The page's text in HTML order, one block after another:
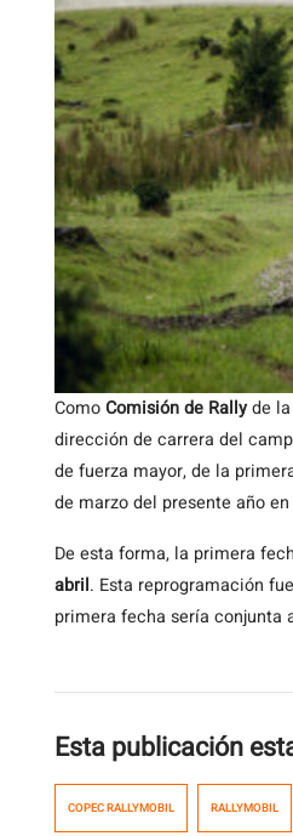
ComoComisión de Rallyde la
dirección de carrera del
de fuerza mayor, de la
de marzo del presente año
De esta forma, la primera
abril. Esta reprogramación
primera fecha sería conjunta
Esta publicación
COPEC RALLYMOBIL RALLYMOBIL